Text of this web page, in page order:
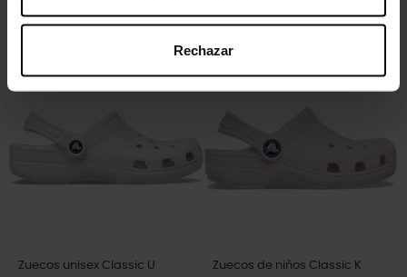
Rechazar
DESCUBRE NUESTROS BESTSELLERS
Zuecos unisex Classic Lined U Zuecos unisex Echo U